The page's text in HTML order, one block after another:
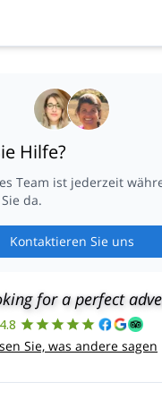
Hilfe?
Team ist jederzeit
da.
Kontaktieren Sie uns
for a perfect
4.8
Sie, was andere sagen